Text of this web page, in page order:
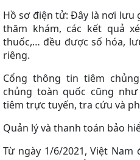
Hồ sơ điện tử: Đây là nơi lưu
thăm khám, các kết quả
thuốc,… đều được số hóa,
riêng.
Cổng thông tin tiêm
chủng toàn quốc cũng
tiêm trực tuyến, tra cứu và
Quản lý và thanh toán bảo
Từ ngày 1/6/2021, Việt